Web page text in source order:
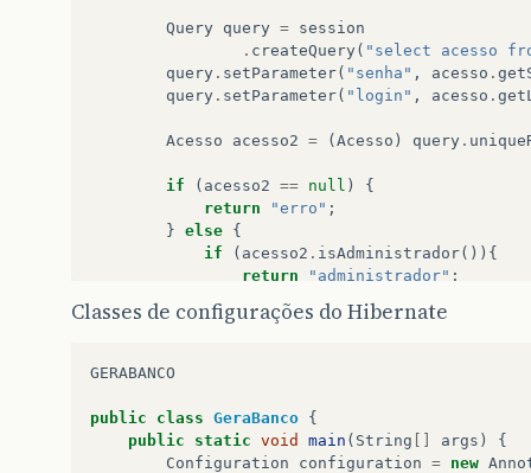
acessoDAO
acessoDAO
salvaUsuario this
public void
{
HibernateUtil
acessoDAO new AcessoDAO (
acessoDAO
excluiUsuario
Query query = session
. createQuery( "select acesso
query . setParameter( "senha" , acesso .
query . setParameter( "login" , acesso .
Acesso acesso2 = ( Acesso ) query .
if ( acesso2 == null )
{
return
"erro" ;
} else {
if
( acesso2 . isAdministrador()){
return
"administrador" ;
return "usuario";
/**
verifica salva novo usuário
Classes de configurações do Hibernate
GERABANCO
public class GeraBanco {
public
static void main ( String args )
{
Configuration
configuration = new